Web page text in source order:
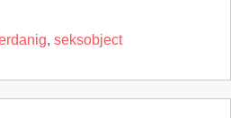
, seksobject